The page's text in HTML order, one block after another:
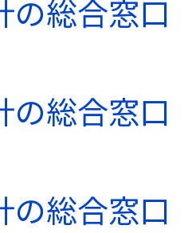
の総合窓口
の総合窓口
の総合窓口